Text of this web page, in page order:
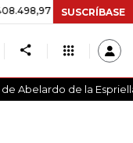
+$ 8.753,81 +2,19%
SUSCRÍBASE
Abelardo de la